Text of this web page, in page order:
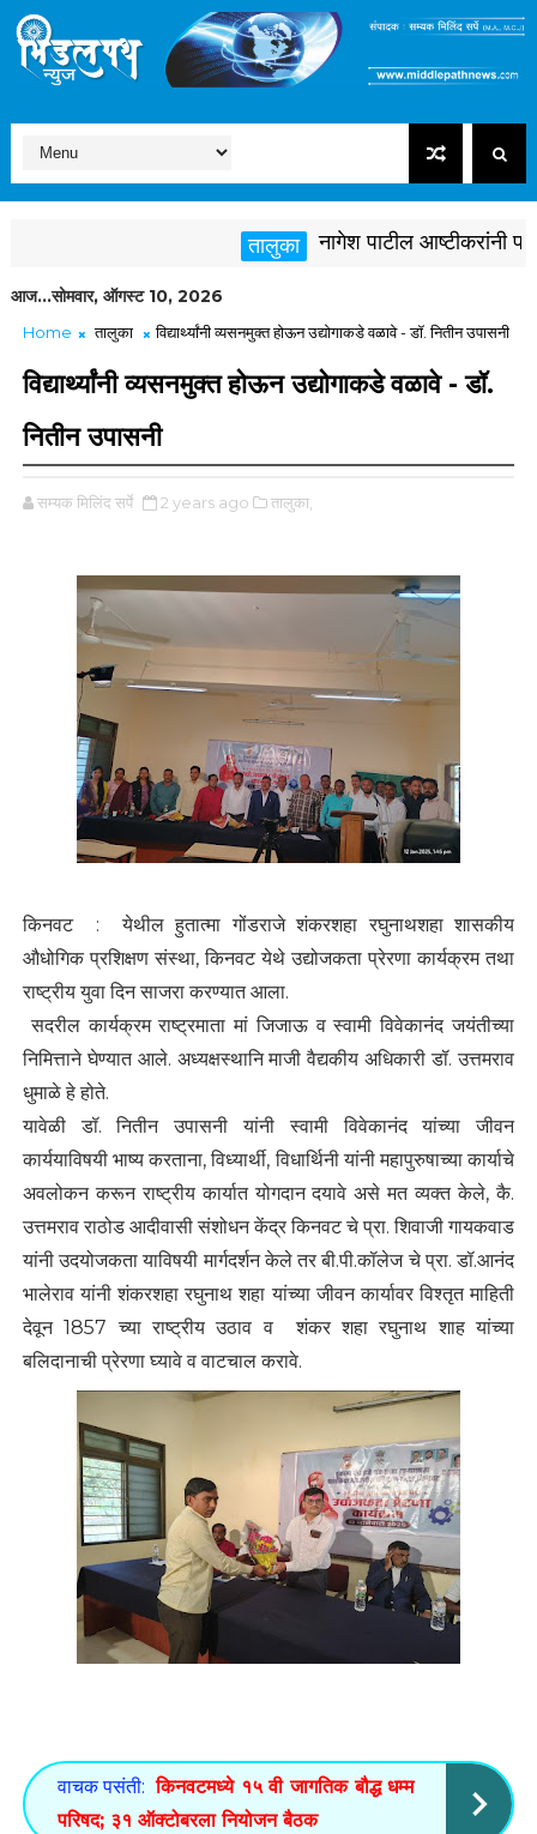
तालुका नागेश पाटील आष्टीकरांनी
आज...सोमवार, ऑगस्ट 10, 2026
Home तालुका विद्यार्थ्यांनी व्यसनमुक्त होऊन उद्योगाकडे वळावे - डॉ. नितीन उपासनी
विद्यार्थ्यांनी व्यसनमुक्त होऊन उद्योगाकडे वळावे - डॉ.
नितीन उपासनी
सम्यक मिलिंद सर्पे 2 years ago तालुका,
किनवट : येथील हुतात्मा गोंडराजे शंकरशहा रघुनाथशहा शासकीय
औधोगिक प्रशिक्षण संस्था, किनवट येथे उद्योजकता प्रेरणा कार्यक्रम तथा
राष्ट्रीय युवा दिन साजरा करण्यात आला.
सदरील कार्यक्रम राष्ट्रमाता मां जिजाऊ व स्वामी विवेकानंद जयंतीच्या
निमित्ताने घेण्यात आले. अध्यक्षस्थानि माजी वैद्यकीय अधिकारी डॉ. उत्तमराव
धुमाळे हे होते.
यावेळी डॉ. नितीन उपासनी यांनी स्वामी विवेकानंद यांच्या जीवन
कार्ययाविषयी भाष्य करताना, विध्यार्थी, विधार्थिनी यांनी महापुरुषाच्या कार्याचे
अवलोकन करून राष्ट्रीय कार्यात योगदान दयावे असे मत व्यक्त केले, कै.
उत्तमराव राठोड आदीवासी संशोधन केंद्र किनवट चे प्रा. शिवाजी गायकवाड
यांनी उदयोजकता याविषयी मार्गदर्शन केले तर बी.पी.कॉलेज चे प्रा. डॉ.आनंद
भालेराव यांनी शंकरशहा रघुनाथ शहा यांच्या जीवन कार्यावर विश्तृत माहिती
देवून 1857 च्या राष्ट्रीय उठाव व शंकर शहा रघुनाथ शाह यांच्या
बलिदानाची प्रेरणा घ्यावे व वाटचाल करावे.
वाचक पसंती: किनवटमध्ये १५ वी जागतिक बौद्ध धम्म
परिषद; ३१ ऑक्टोबरला नियोजन बैठक